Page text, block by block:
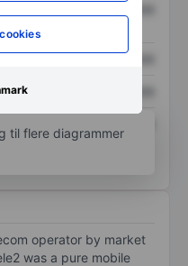
XXXXXXX
til flere diagrammer
operator by market
was a pure mobile